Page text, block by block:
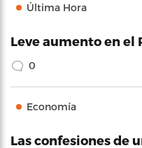
Última Hora
Leve aumento en el
0
Economía
Las confesiones de